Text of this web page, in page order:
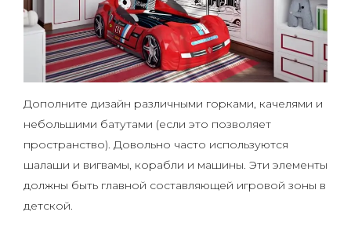
Дополните дизайн различными горками, качелями и
небольшими батутами (если это позволяет
пространство). Довольно часто используются
шалаши и вигвамы, корабли и машины. Эти элементы
должны быть главной составляющей игровой зоны в
детской.